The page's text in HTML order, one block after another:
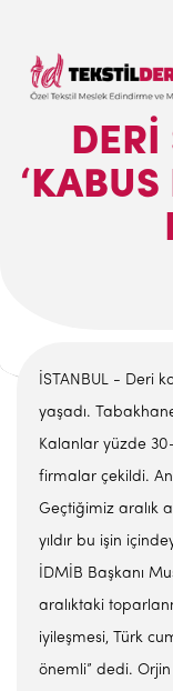
DERI
İSTANBUL - Deri
yaşadı.
Kalanlar yüzde
firmalar çekildi.
Geçtiğimiz aralık
yıldır bu işin
İDMİB Başkanı
aralıktaki
iyileşmesi, Türk
önemli” dedi. Orjin